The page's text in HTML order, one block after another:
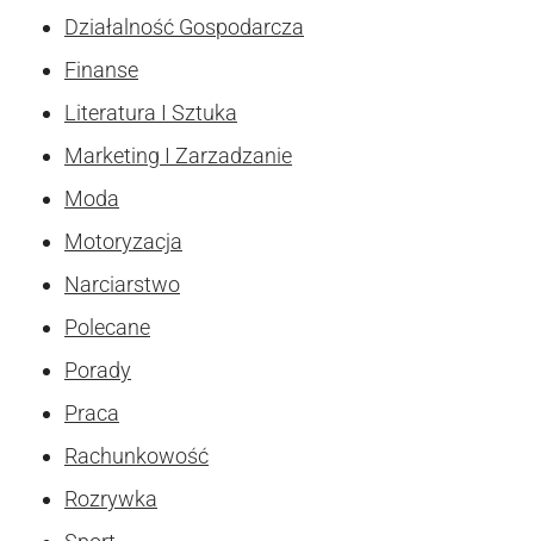
Działalność Gospodarcza
Finanse
Literatura I Sztuka
Marketing I Zarzadzanie
Moda
Motoryzacja
Narciarstwo
Polecane
Porady
Praca
Rachunkowość
Rozrywka